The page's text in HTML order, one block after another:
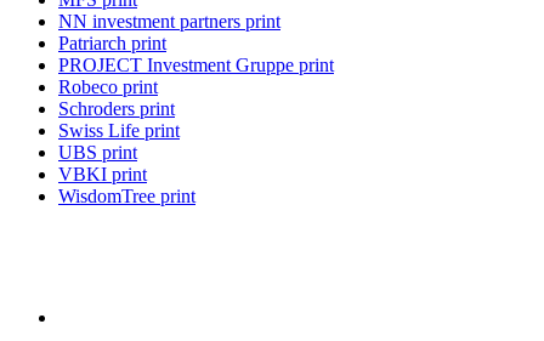
NN investment partners print
Patriarch print
PROJECT Investment Gruppe print
Robeco print
Schroders print
Swiss Life print
UBS print
VBKI print
WisdomTree print